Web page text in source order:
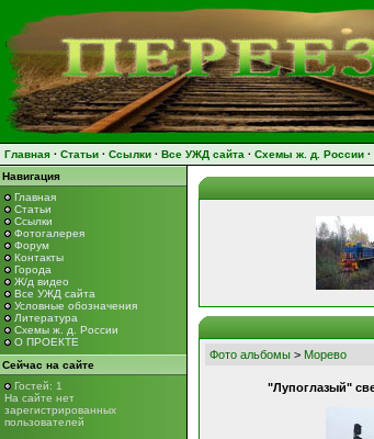
Главная · Статьи · Ссылки · Все УЖД сайта · Схемы ж. д. России ·
Навигация
Главная
Статьи
Ссылки
Фотогалерея
Форум
Контакты
Города
Ж/д видео
Все УЖД сайта
Условные обозначения
Литература
Схемы ж. д. России
О ПРОЕКТЕ
Сейчас на сайте
Гостей: 1
На сайте нет
зарегистрированных
пользователей
Фото альбомы > Морево
"Лупоглазый"